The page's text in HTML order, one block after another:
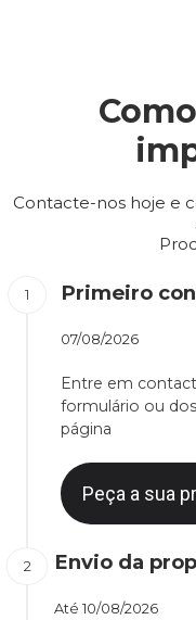
Contacte-nos hoje e
Primeiro
07/08/2026
Entre em
formulário ou
página
Peça a sua
Envio da
Até 10/08/2026